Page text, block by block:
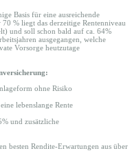
Basis für eine ausreichende
% liegt das derzeitige Rentenniveau
und soll schon bald auf ca. 64%
ausgegangen, welche
Vorsorge heutzutage
ohne Risiko
lebenslange Rente
und zusätzliche
besten Rendite-Erwartungen aus über